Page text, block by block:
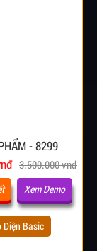
- 8299
3.500.000 vnđ
Xem Demo
Diện Basic